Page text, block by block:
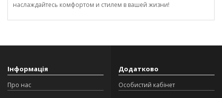
наслаждайтесь комфортом и стилем в вашей жизни!
Інформація
Про нас
Додатково
Особистий кабінет